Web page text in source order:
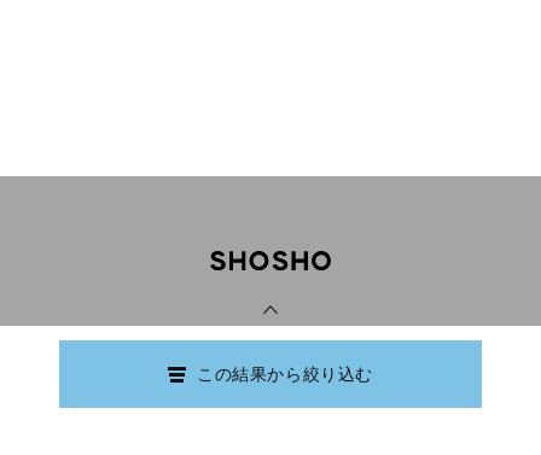
この結果から絞り込む
Copyright © Ishikawa Prefectural Library.